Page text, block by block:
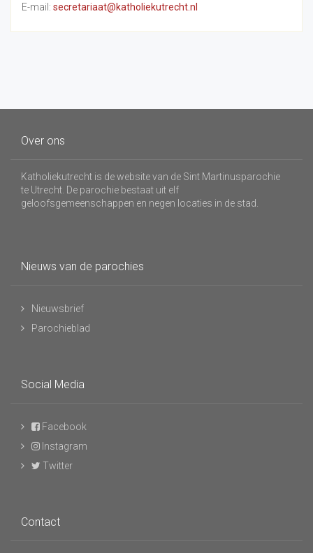
E-mail: secretariaat@katholiekutrecht.nl
Over ons
Katholiekutrecht is de website van de Sint Martinusparochie
te Utrecht. De parochie bestaat uit elf
geloofsgemeenschappen en negen locaties in de stad.
Nieuws van de parochies
Nieuwsbrief
Parochieblad
Social Media
Facebook
Instagram
Twitter
Contact